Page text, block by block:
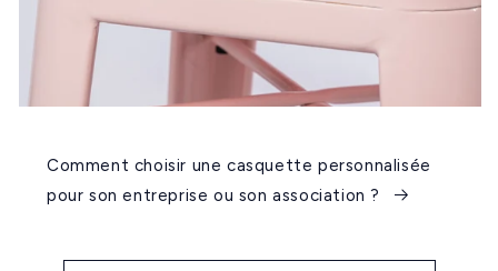
Comment choisir une casquette personnalisée
pour son entreprise ou son association ?